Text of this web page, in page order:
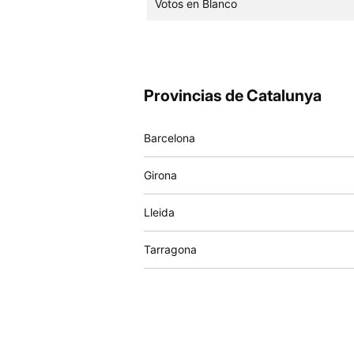
Votos en Blanco
Provincias de Catalunya
Barcelona
Girona
Lleida
Tarragona